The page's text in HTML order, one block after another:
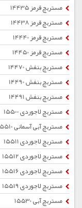
مستربچ قرمز 14435
مستربچ قرمز 14438
مستربچ قرمز 14440
مستربچ قرمز 14450
مستربچ بنفش 14470
مستربچ بنفش 14490
مستربچ بنفش 14491
مستربچ لاجوردی 15500
مستربچ آبی آسمانی 15510
مستربچ لاجوردی 15511
مستربچ لاجوردی 15512
مستربچ لاجوردی 15516
مستربچ لاجوردی 15519
مستربچ آبی 15530